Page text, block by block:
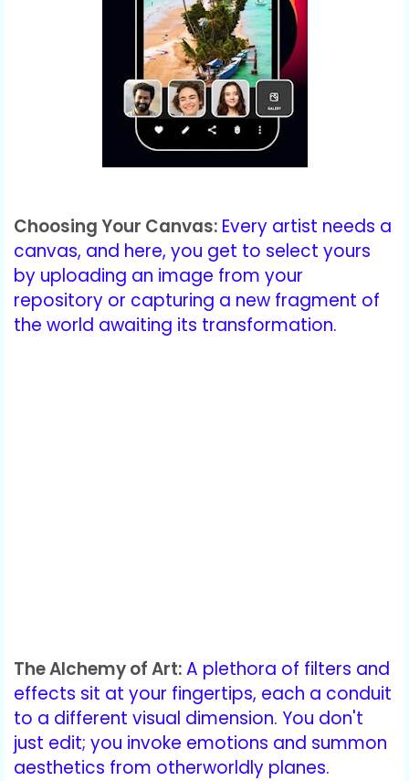
Choosing Your Canvas: Every artist needs a
canvas, and here, you get to select yours
by uploading an image from your
repository or capturing a new fragment of
the world awaiting its transformation.
The Alchemy of Art:A plethora of filters and
effects sit at your fingertips, each a conduit
to a different visual dimension. You don't
just edit; you invoke emotions and summon
aesthetics from otherworldly planes.